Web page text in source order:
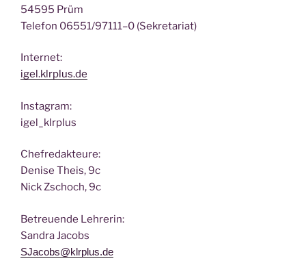
54595 Prüm
Tele­fon 06551/97111–0 (Sekre­ta­ri­at)
Inter­net:
igel.klrplus.de
Insta­gram:
igel_klrplus
Chef­re­dak­teu­re:
Deni­se Theis, 9c
Nick Zscho­ch, 9c
Betreu­en­de Lehrerin:
San­dra Jacobs
SJacobs@klrplus.de